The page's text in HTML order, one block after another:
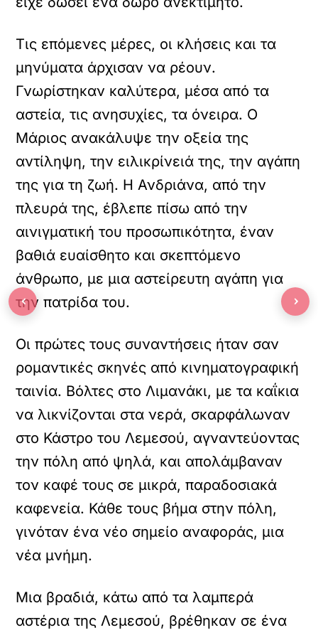
Τις επόμενες μέρες, οι κλήσεις και τα
μηνύματα άρχισαν να ρέουν.
Γνωρίστηκαν καλύτερα, μέσα από τα
αστεία, τις ανησυχίες, τα όνειρα. Ο
Μάριος ανακάλυψε την οξεία της
αντίληψη, την ειλικρίνειά της, την αγάπη
της για τη ζωή. Η Ανδριάνα, από την
πλευρά της, έβλεπε πίσω από την
αινιγματική του προσωπικότητα, έναν
βαθιά ευαίσθητο και σκεπτόμενο
άνθρωπο, με μια αστείρευτη αγάπη για
την πατρίδα του.
Οι πρώτες τους συναντήσεις ήταν σαν
ρομαντικές σκηνές από κινηματογραφική
ταινία. Βόλτες στο Λιμανάκι, με τα καΐκια
να λικνίζονται στα νερά, σκαρφάλωναν
στο Κάστρο του Λεμεσού, αγναντεύοντας
την πόλη από ψηλά, και απολάμβαναν
τον καφέ τους σε μικρά, παραδοσιακά
καφενεία. Κάθε τους βήμα στην πόλη,
γινόταν ένα νέο σημείο αναφοράς, μια
νέα μνήμη.
Μια βραδιά, κάτω από τα λαμπερά
αστέρια της Λεμεσού, βρέθηκαν σε ένα
‹ ›